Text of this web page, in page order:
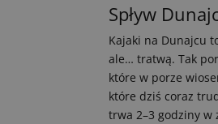
Spływ
Kajaki na Dunajcu
ale… tratwą. Tak
które w porze
które dziś coraz
trwa 2–3 godziny w